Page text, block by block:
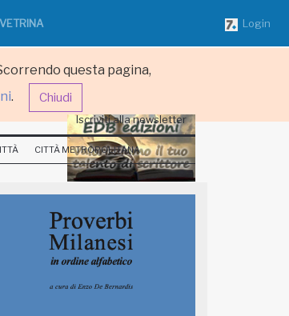
questa pagina,
. Chiudi
Login
Iscriviti alla newsletter
CITTÀ METROPOLITANA